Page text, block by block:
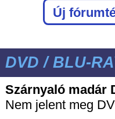
Új
DVD / BLU-
Szárnyaló madár
Nem jelent meg